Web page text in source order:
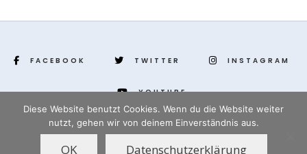
FACEBOOK TWITTER INSTAGRAM
YOUTUBE
www.yenihayat.de
Diese Website benutzt Cookies. Wenn du die Website weiter
nutzt, gehen wir von deinem Einverständnis aus.
OK Datenschutzerklärung